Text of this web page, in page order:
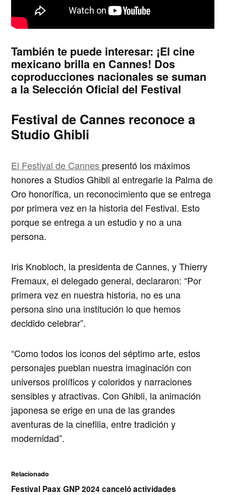
También te puede interesar: ¡El cine
mexicano brilla en Cannes! Dos
coproducciones nacionales se suman
a la Selección Oficial del Festival
Festival de Cannes reconoce a
Studio Ghibli
El Festival de Cannes presentó los máximos
honores a Studios Ghibli al entregarle la Palma de
Oro honorífica, un reconocimiento que se entrega
por primera vez en la historia del Festival. Esto
porque se entrega a un estudio y no a una
persona.
Iris Knobloch, la presidenta de Cannes, y Thierry
Fremaux, el delegado general, declararon: “Por
primera vez en nuestra historia, no es una
persona sino una institución lo que hemos
decidido celebrar”.
“Como todos los iconos del séptimo arte, estos
personajes pueblan nuestra imaginación con
universos prolíficos y coloridos y narraciones
sensibles y atractivas. Con Ghibli, la animación
japonesa se erige en una de las grandes
aventuras de la cinefilia, entre tradición y
modernidad”.
Relacionado
Festival Paax GNP 2024 canceló actividades